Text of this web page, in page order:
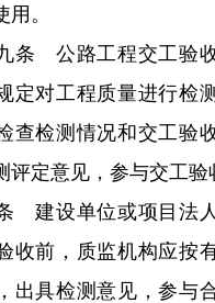
。
公路工程交工验收
定对工程质量进行检
查检测情况和交工验
评定意见，参与交工验
设单位或项目法人
收前，质监机构应按
出具检测意见，参与